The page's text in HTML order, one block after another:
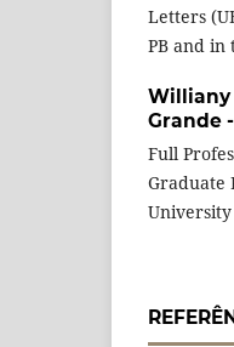
Letters
PB and in
Williany
Grande -
Full
Graduate